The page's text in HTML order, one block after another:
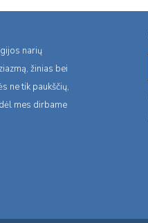
narių
žinias bei
ne tik paukščių,
mes dirbame